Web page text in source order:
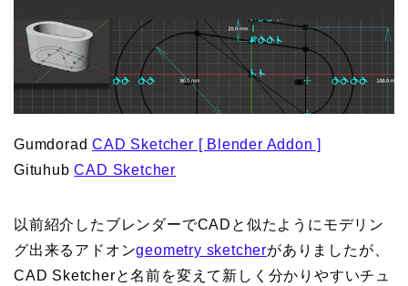
GumdoradCAD Sketcher [ Blender Addon ]
GituhubCAD Sketcher
以前紹介したブレンダーでCADと似たようにモデリン
グ出来るアドオンgeometry sketcherがありましたが、
CAD Sketcherと名前を変えて新しく分かりやすいチュ